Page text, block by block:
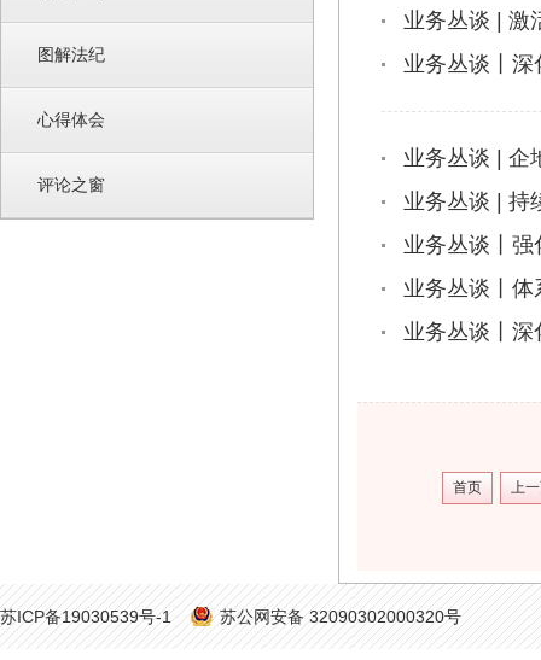
图解法纪
心得体会
评论之窗
业务丛谈 | 激
业务丛谈丨
业务丛谈 | 企
业务丛谈 | 持
业务丛谈丨
业务丛谈丨
业务丛谈丨
首页 上
苏ICP备19030539号-1 苏公网安备 32090302000320号